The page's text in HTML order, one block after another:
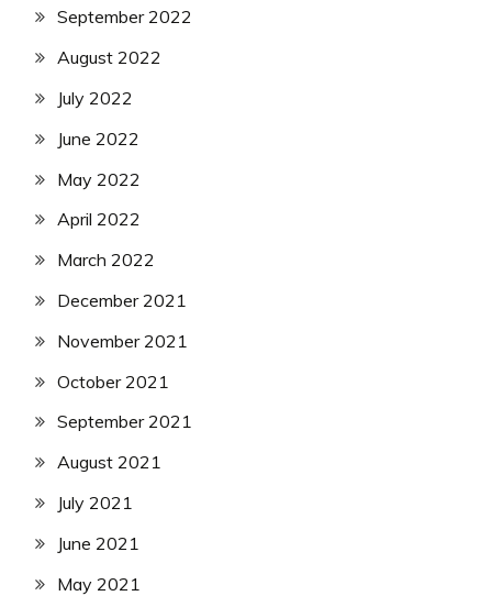
September 2022
August 2022
July 2022
June 2022
May 2022
April 2022
March 2022
December 2021
November 2021
October 2021
September 2021
August 2021
July 2021
June 2021
May 2021